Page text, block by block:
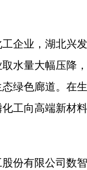
业，湖北兴发
水量大幅压降
绿色廊道。在
工向高端新材
有限公司数智